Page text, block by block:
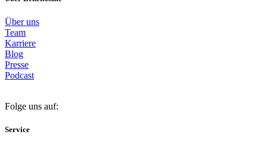
Über uns
Team
Karriere
Blog
Presse
Podcast
Folge uns auf:
Service